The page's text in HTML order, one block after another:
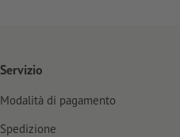
Servizio
Modalità di pagamento
Spedizione